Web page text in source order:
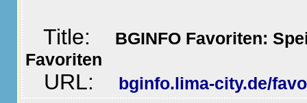
Title:
BGINFO Favoriten:
Favoriten
URL: bginfo.lima-city.de/